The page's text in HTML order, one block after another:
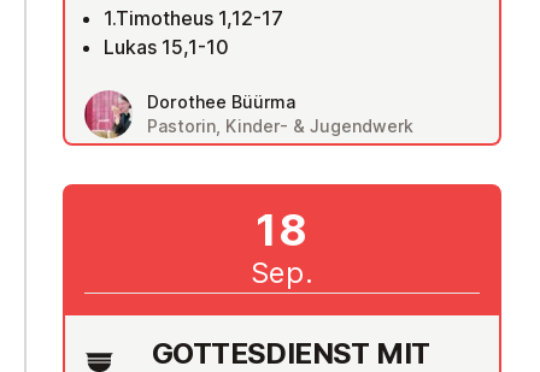
1.Timotheus 1,12-17
Lukas 15,1-10
Dorothee Büürma
Pastorin, Kinder- & Jugendwerk
GOT­TES­DIENST MIT
18
Sep.